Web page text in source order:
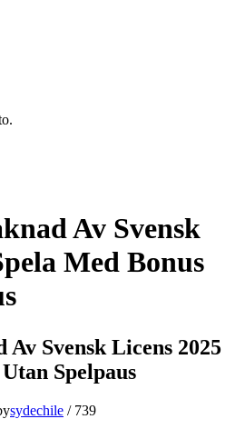
Av Svensk
Med Bonus
Av Svensk Licens 2025
Spelpaus
sydechile / 739